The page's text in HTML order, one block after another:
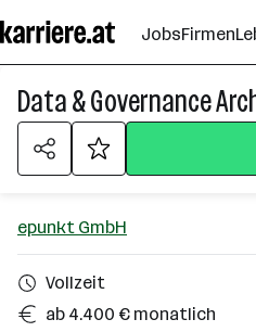
Seiteninhalt
springen
JobsFirmen
Data & Governance
epunkt GmbH
Vollzeit
ab 4.400 € monatlich